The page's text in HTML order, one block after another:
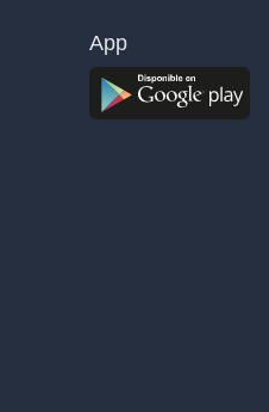
App